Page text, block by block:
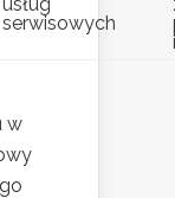
serwisowych
w